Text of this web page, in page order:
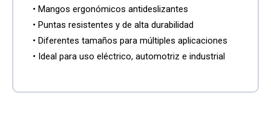
• Mangos ergonómicos antideslizantes
• Puntas resistentes y de alta durabilidad
• Diferentes tamaños para múltiples aplicaciones
• Ideal para uso eléctrico, automotriz e industrial